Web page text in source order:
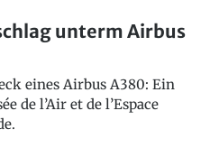
unterm Airbus
eines Airbus A380: Ein
de l’Air et de l’Espace